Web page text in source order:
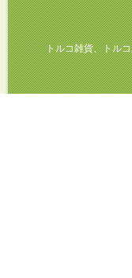
トルコ雑貨、トルコ土産